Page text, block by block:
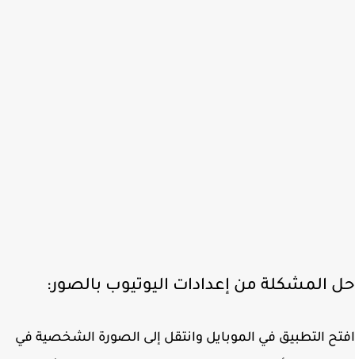
المشكلة من إعدادات اليوتيوب بالصور:
التطبيق في الموبايل وانتقل إلى الصورة الشخصية في